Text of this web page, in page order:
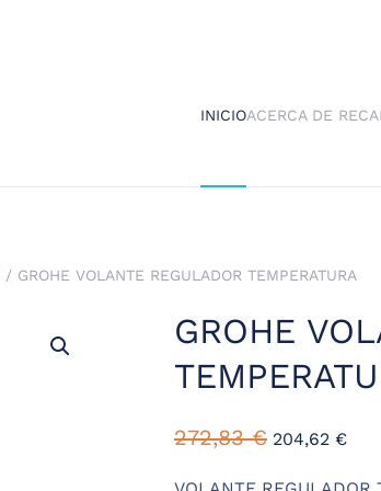
INICIOACERCA DE
/ GROHE VOLANTE REGULADOR TEMPERATURA
GROHE
272,83€ El
original
204,62 €El